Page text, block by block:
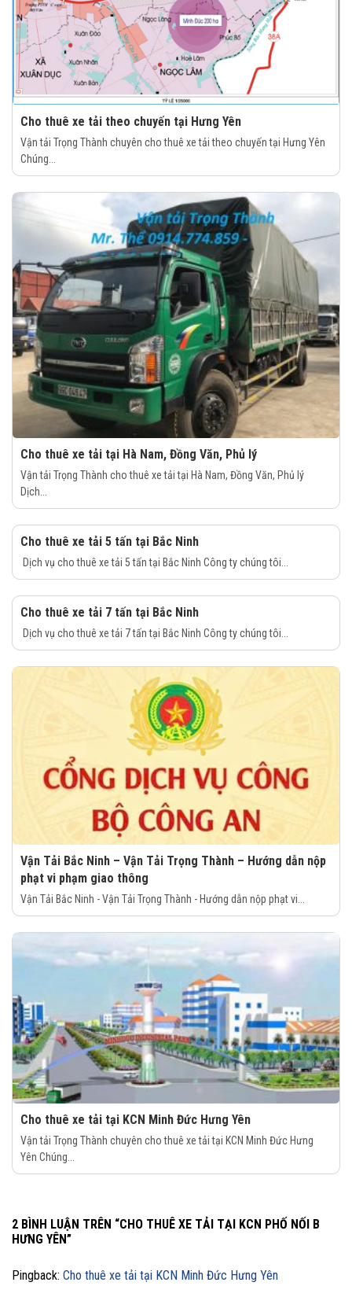
Cho thuê xe tải theo chuyến tại Hưng Yên
Vận tải Trọng Thành chuyên cho thuê xe tải theo chuyến tại Hưng Yên
Chúng...
Cho thuê xe tải tại Hà Nam, Đồng Văn, Phủ lý
Vận tải Trọng Thành cho thuê xe tải tại Hà Nam, Đồng Văn, Phủ lý
Dịch...
Cho thuê xe tải 5 tấn tại Bắc Ninh
Dịch vụ cho thuê xe tải 5 tấn tại Bắc Ninh Công ty chúng tôi...
Cho thuê xe tải 7 tấn tại Bắc Ninh
Dịch vụ cho thuê xe tải 7 tấn tại Bắc Ninh Công ty chúng tôi...
Vận Tải Bắc Ninh – Vận Tải Trọng Thành – Hướng dẫn nộp
phạt vi phạm giao thông
Vận Tải Bắc Ninh - Vận Tải Trọng Thành - Hướng dẫn nộp phạt vi...
Cho thuê xe tải tại KCN Minh Đức Hưng Yên
Vận tải Trọng Thành chuyên cho thuê xe tải tại KCN Minh Đức Hưng
Yên Chúng...
2 BÌNH LUẬN TRÊN “CHO THUÊ XE TẢI TẠI KCN PHỐ NỐI B
HƯNG YÊN”
Pingback: Cho thuê xe tải tại KCN Minh Đức Hưng Yên